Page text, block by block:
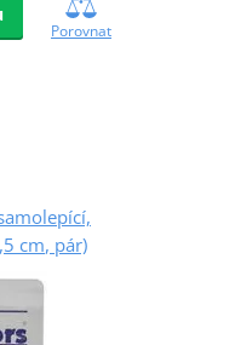
Porovnat
cm, pár)